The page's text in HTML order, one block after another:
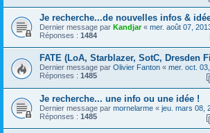
Je recherche...de nouvelles infos &
Dernier message par Kandjar« mer. août 07,
Réponses : 1484
FATE (LoA, Starblazer, SotC, Dresden
Dernier message par Olivier Fanton « mer. oct.
Réponses : 1485
Je recherche... une info ou une idée !
Dernier message par mornelarme « jeu. mars 08,
Réponses : 1485